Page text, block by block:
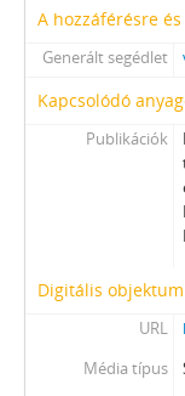
A hozzáférésre
Generált segédlet
Kapcsolódó
Publikációk
Digitális
URL
Média típus